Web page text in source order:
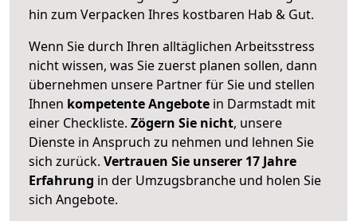
hin zum Verpacken Ihres kostbaren Hab & Gut.
Wenn Sie durch Ihren alltäglichen Arbeitsstress
nicht wissen, was Sie zuerst planen sollen, dann
übernehmen unsere Partner für Sie und stellen
Ihnen kompetente Angebote in Darmstadt mit
einer Checkliste. Zögern Sie nicht, unsere
Dienste in Anspruch zu nehmen und lehnen Sie
sich zurück. Vertrauen Sie unserer 17 Jahre
Erfahrung in der Umzugsbranche und holen Sie
sich Angebote.